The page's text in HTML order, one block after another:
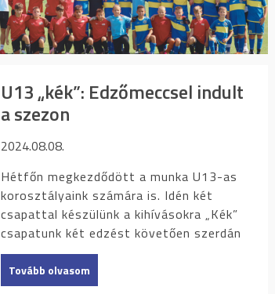
U13 „kék”: Edzőmeccsel indult
a szezon
2024.08.08.
Hétfőn megkezdődött a munka U13-as
korosztályaink számára is. Idén két
csapattal készülünk a kihívásokra „Kék”
csapatunk két edzést követően szerdán
Tovább olvasom